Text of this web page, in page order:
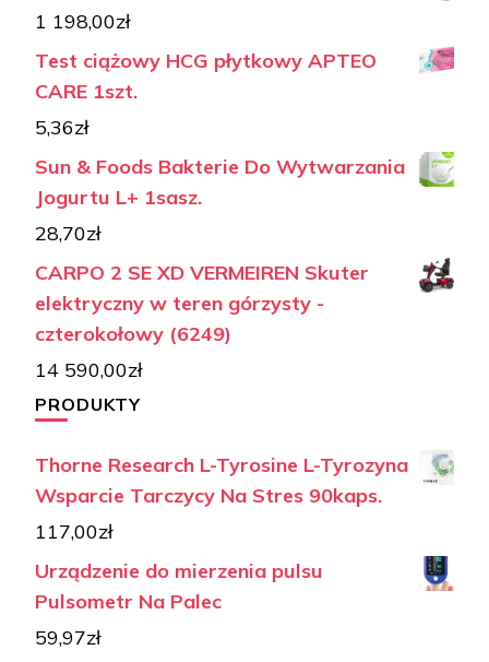
1 198,00zł
Test ciążowy HCG płytkowy APTEO
CARE 1szt.
5,36zł
Sun & Foods Bakterie Do Wytwarzania
Jogurtu L+ 1sasz.
28,70zł
CARPO 2 SE XD VERMEIREN Skuter
elektryczny w teren górzysty -
czterokołowy (6249)
14 590,00zł
PRODUKTY
Thorne Research L-Tyrosine L-Tyrozyna
Wsparcie Tarczycy Na Stres 90kaps.
117,00zł
Urządzenie do mierzenia pulsu
Pulsometr Na Palec
59,97zł